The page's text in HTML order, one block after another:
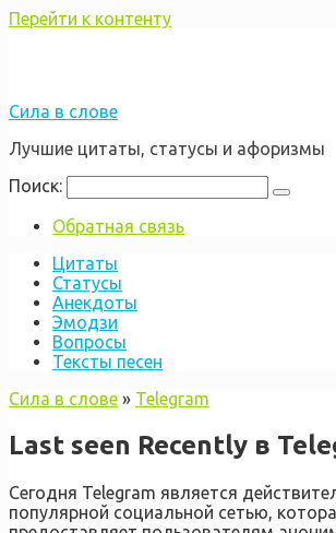
Перейти к контенту
Сила в слове
Лучшие цитаты, статусы и афоризмы
Поиск:
Обратная связь
Цитаты
Статусы
Анекдоты
Эмодзи
Вопросы
Тексты песен
Сила в слове » Telegram
Last seen Recently в
Сегодня Telegram является
популярной социальной сетью,